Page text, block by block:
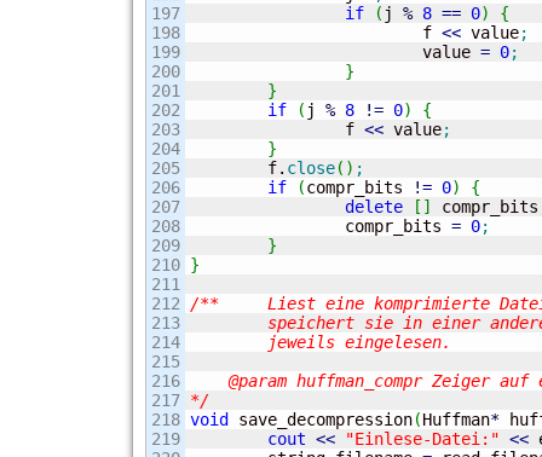
197
198
199
200
201
202
203
204
205
206
207
208
209
210
211
212
213
214
215
216
217
218
219
if
( j % 8 == 0)
{
			f
<< value;
			value
= 0;
}
}
if
( j % 8 != 0)
{
		f
<< value;
}
	f.
close( ) ;
if
(compr_bits != 0)
{
delete
[ ] compr_bits
		compr_bits
= 0;
}
}
/**	Liest eine komprimierte Datei ein, dekomprimiert sie und
@param huffman_compr Zeiger auf
*/
void
save_decompression(Huffman*
cout << "Einlese-Datei:" <<